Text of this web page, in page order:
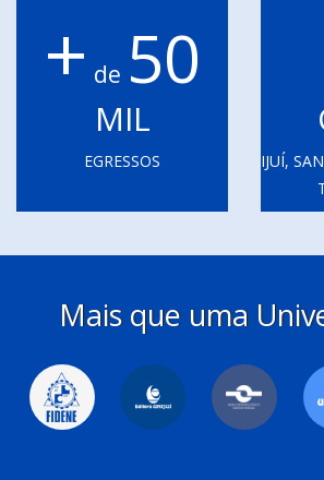
+ de 50
MIL
EGRESSOS
IJUÍ,
Mais que uma